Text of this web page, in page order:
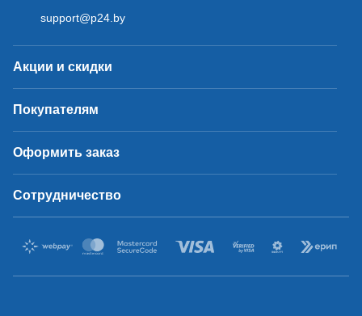
support@p24.by
Акции и скидки
Покупателям
Оформить заказ
Сотрудничество